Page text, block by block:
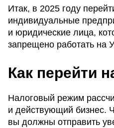
Итак, в 2025 году
индивидуальные
и юридические лица,
запрещено работать на
Как перейти
Налоговый режим
и действующий бизнес.
вы должны отправить